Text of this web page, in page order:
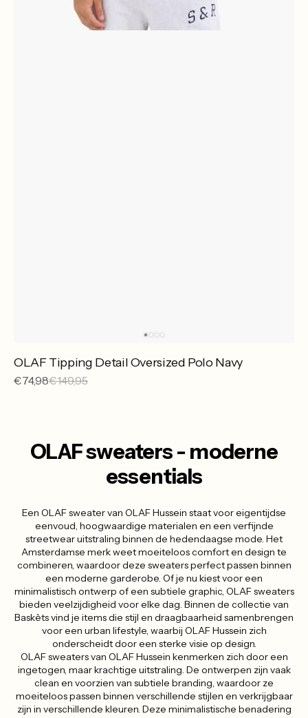
OLAF Tipping Detail Oversized Polo Navy
Sale
€74,98Reguliere
€149,95
OLAF sweaters - moderne
essentials
Een OLAF sweater van OLAF Hussein staat voor eigentijdse
eenvoud, hoogwaardige materialen en een verfijnde
streetwear uitstraling binnen de hedendaagse mode. Het
Amsterdamse merk weet moeiteloos comfort en design te
combineren, waardoor deze sweaters perfect passen binnen
een moderne garderobe. Of je nu kiest voor een
minimalistisch ontwerp of een subtiele graphic, OLAF sweaters
bieden veelzijdigheid voor elke dag. Binnen de collectie van
Baskèts vind je items die stijl en draagbaarheid samenbrengen
voor een urban lifestyle, waarbij OLAF Hussein zich
onderscheidt door een sterke visie op design.
OLAF sweaters van OLAF Hussein kenmerken zich door een
ingetogen, maar krachtige uitstraling. De ontwerpen zijn vaak
clean en voorzien van subtiele branding, waardoor ze
moeiteloos passen binnen verschillende stijlen en verkrijgbaar
zijn in verschillende kleuren. Deze minimalistische benadering